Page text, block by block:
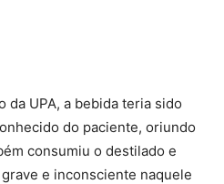
da UPA, a bebida teria sido
do paciente, oriundo
consumiu o destilado e
e inconsciente naquele